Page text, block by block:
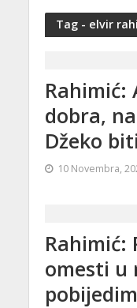
Tag - elvir
Rahimić:
dobra,
Džeko
10 Novembra,
Rahimić:
omesti u